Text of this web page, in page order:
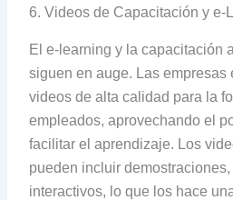
6. Videos de Capacitación y e-
El e-learning y la capacitación
siguen en auge. Las empresas
videos de alta calidad para la
empleados, aprovechando el
facilitar el aprendizaje. Los
pueden incluir
interactivos, lo que los hace